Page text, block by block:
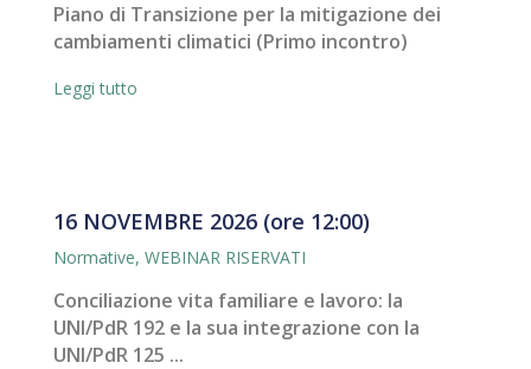
Piano di Transizione per la mitigazione dei
cambiamenti climatici (Primo incontro)
Leggi tutto
16 NOVEMBRE 2026 (ore 12:00)
Normative, WEBINAR RISERVATI
Conciliazione vita familiare e lavoro: la
UNI/PdR 192 e la sua integrazione con la
UNI/PdR 125 ...